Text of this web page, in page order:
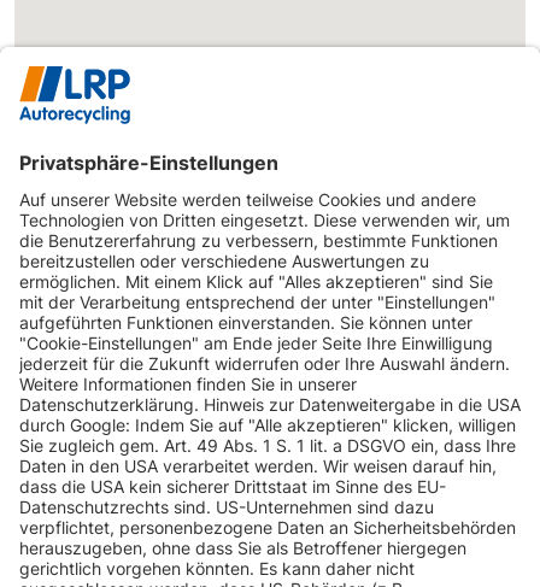
INFORMATIONEN
KUNDENSERVICE
INFORMATIONEN